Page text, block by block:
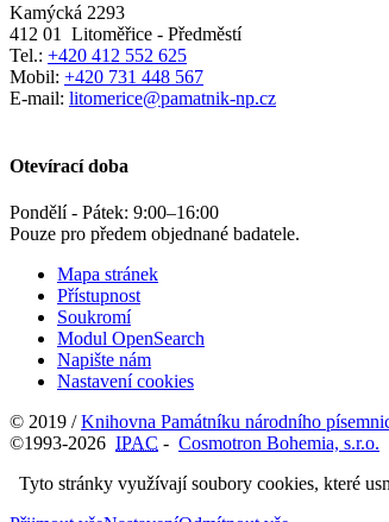
Kamýcká 2293
412 01
Litoměřice - Předměstí
Tel.: +420 412 552 625
Mobil: +420 731 448 567
E-mail: litomerice@pamatnik-np.cz
Otevírací doba
Pondělí - Pátek: 9:00–16:00
Pouze pro předem objednané badatele.
Mapa stránek
Přístupnost
Soukromí
Modul OpenSearch
Napište nám
Nastavení cookies
© 2019 /Knihovna Památníku národního
©1993-2026 IPAC - Cosmotron Bohemia, s.r.o.
Tyto stránky využívají soubory cookies, které